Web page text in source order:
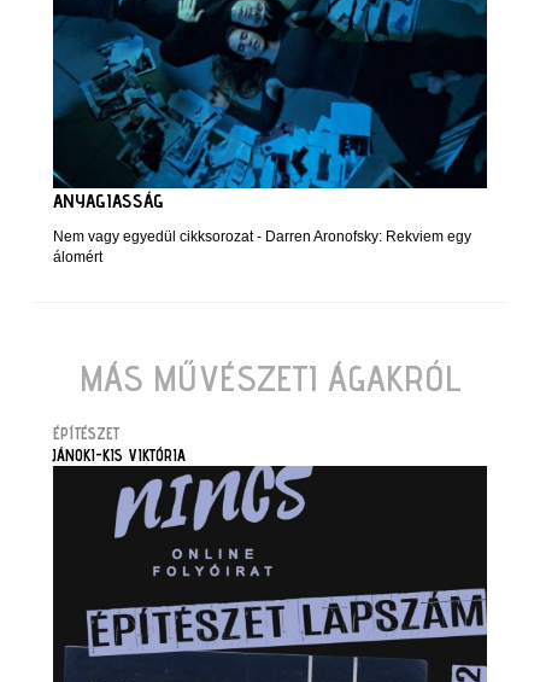
ANYAGIASSÁG
Nem vagy egyedül cikksorozat - Darren Aronofsky: Rekviem egy
álomért
MÁS MŰVÉSZETI ÁGAKRÓL
ÉPÍTÉSZET
JÁNOKI-KIS VIKTÓRIA